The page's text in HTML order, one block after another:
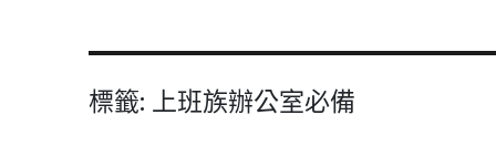
標籤: 上班族辦公室必備